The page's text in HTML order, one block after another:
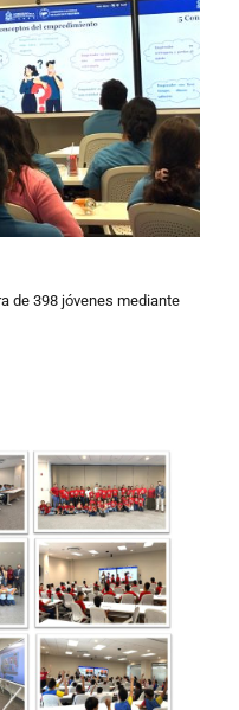
de 398 jóvenes mediante